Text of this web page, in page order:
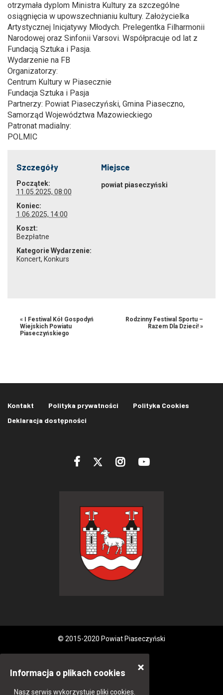
otrzymała dyplom Ministra Kultury za szczególne
osiągnięcia w upowszechnianiu kultury. Założycielka
Artystycznej Inicjatywy Młodych. Prelegentka Filharmonii
Narodowej oraz Sinfonii Varsovi. Współpracuje od lat z
Fundacją Sztuka i Pasja.
Wydarzenie na FB
Organizatorzy:
Centrum Kultury w Piasecznie
Fundacja Sztuka i Pasja
Partnerzy: Powiat Piaseczyński, Gmina Piaseczno,
Samorząd Województwa Mazowieckiego
Patronat madialny:
POLMIC
Szczegóły
Początek:
11.05.2025, 08:00
Koniec:
1.06.2025, 14:00
Koszt:
Bezpłatne
Kategorie Wydarzenie:
Koncert, Konkurs
Miejsce
powiat piaseczyński
« I Festiwal Kół Gospodyń
Wiejskich Powiatu
Piaseczyńskiego
Rodzinny Festiwal Sportu –
Razem Dla Dzieci! »
Kontakt Polityka prywatności
Polityka Cookies
Deklaracja dostępności
© 2015-2020 Powiat Piaseczyński
Informacja o plikach cookies
Nasz serwis wykorzystuje pliki cookies.